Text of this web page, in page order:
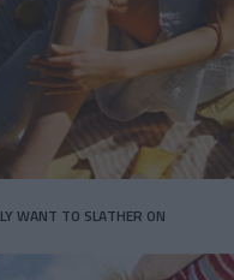
WANT TO SLATHER ON